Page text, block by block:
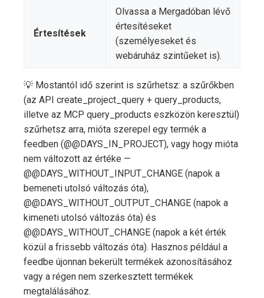
Értesítések
Olvassa a Mergadóban lévő
értesítéseket
(személyeseket és
webáruház szintűeket is).
💡 Mostantól idő szerint is szűrhetsz: a szűrőkben
(az API create_project_query + query_products,
illetve az MCP query_products eszközön keresztül)
szűrhetsz arra, mióta szerepel egy termék a
feedben (@@DAYS_IN_PROJECT), vagy hogy mióta
nem változott az értéke —
@@DAYS_WITHOUT_INPUT_CHANGE (napok a
bemeneti utolsó változás óta),
@@DAYS_WITHOUT_OUTPUT_CHANGE (napok a
kimeneti utolsó változás óta) és
@@DAYS_WITHOUT_CHANGE (napok a két érték
közül a frissebb változás óta). Hasznos például a
feedbe újonnan bekerült termékek azonosításához
vagy a régen nem szerkesztett termékek
megtalálásához.